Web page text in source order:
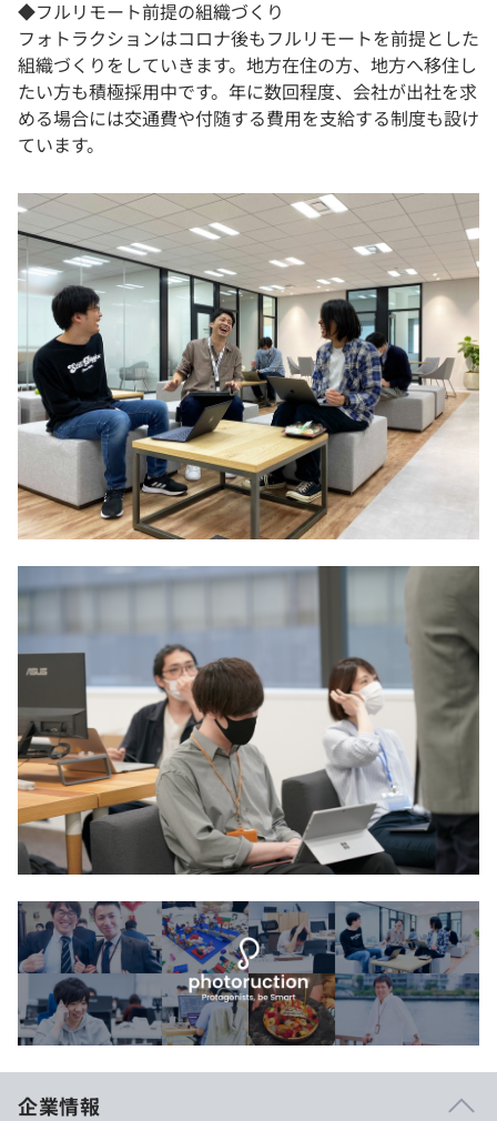
◆フルリモート前提の組織づくり
フォトラクションはコロナ後もフルリモートを前提とした
組織づくりをしていきます。地方在住の方、地方へ移住し
たい方も積極採用中です。年に数回程度、会社が出社を求
める場合には交通費や付随する費用を支給する制度も設け
ています。
企業情報